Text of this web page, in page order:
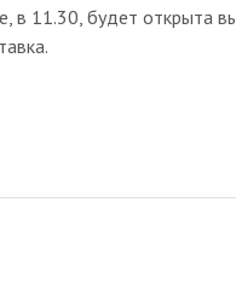
в 11.30, будет открыта